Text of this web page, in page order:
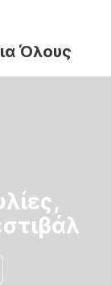
Όλους